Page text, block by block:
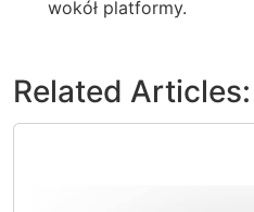
wokół platformy.
Related Articles: